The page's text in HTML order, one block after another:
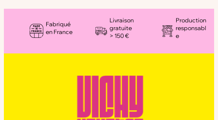
Fabriqué
en France
Livraison
gratuite
> 150 €
Production
responsabl
e